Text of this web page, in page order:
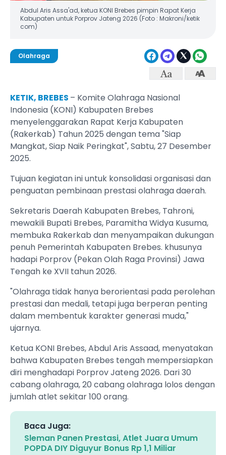
Abdul Aris Assa'ad, ketua KONI Brebes pimpin Rapat Kerja
Kabupaten untuk Porprov Jateng 2026 (Foto : Makroni/ketik
com)
Olahraga
KETIK, BREBES – Komite Olahraga Nasional
Indonesia (KONI) Kabupaten Brebes
menyelenggarakan Rapat Kerja Kabupaten
(Rakerkab) Tahun 2025 dengan tema "Siap
Mangkat, Siap Naik Peringkat", Sabtu, 27 Desember
2025.
Tujuan kegiatan ini untuk konsolidasi organisasi dan
penguatan pembinaan prestasi olahraga daerah.
‎Sekretaris Daerah Kabupaten Brebes, Tahroni,
mewakili Bupati Brebes, Paramitha Widya Kusuma,
membuka Rakerkab dan menyampaikan dukungan
penuh Pemerintah Kabupaten Brebes. khusunya
hadapi Porprov (Pekan Olah Raga Provinsi) Jawa
Tengah ke XVII tahun 2026.
‎"Olahraga tidak hanya berorientasi pada perolehan
prestasi dan medali, tetapi juga berperan penting
dalam membentuk karakter generasi muda,"
ujarnya.
‎Ketua KONI Brebes, Abdul Aris Assaad, menyatakan
bahwa Kabupaten Brebes tengah mempersiapkan
diri menghadapi Porprov Jateng 2026. Dari 30
cabang olahraga, 20 cabang olahraga lolos dengan
jumlah atlet sekitar 100 orang.
Baca Juga:
Sleman Panen Prestasi, Atlet Juara Umum
POPDA DIY Diguyur Bonus Rp 1,1 Miliar